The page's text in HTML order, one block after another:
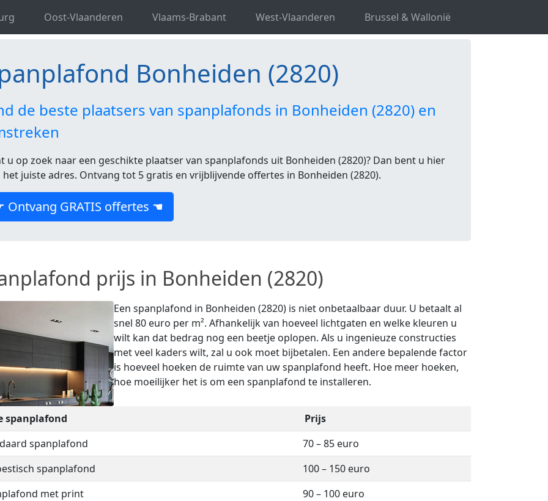
Oost-Vlaanderen Vlaams-Brabant West-Vlaanderen Brussel & Wallonië
Antwerpen Spanplafond Bonheiden
Bonheiden (2820)
de beste plaatsers van spanplafonds in Bonheiden (2820) en
u op zoek naar een geschikte plaatser van spanplafonds uit Bonheiden (2820)? Dan bent u hier
het juiste adres. Ontvang tot 5 gratis en vrijblijvende offertes in Bonheiden (2820).
Ontvang GRATIS offertes ☚
prijs in Bonheiden (2820)
Een spanplafond in Bonheiden (2820) is niet onbetaalbaar duur. U betaalt al
snel 80 euro per m². Afhankelijk van hoeveel lichtgaten en welke kleuren u
wilt kan dat bedrag nog een beetje oplopen. Als u ingenieuze constructies
met veel kaders wilt, zal u ook moet bijbetalen. Een andere bepalende factor
is hoeveel hoeken de ruimte van uw spanplafond heeft. Hoe meer hoeken,
hoe moeilijker het is om een spanplafond te installeren.
spanplafond
Prijs
spanplafond
70 – 85 euro
spanplafond
100 – 150 euro
met print
90 – 100 euro